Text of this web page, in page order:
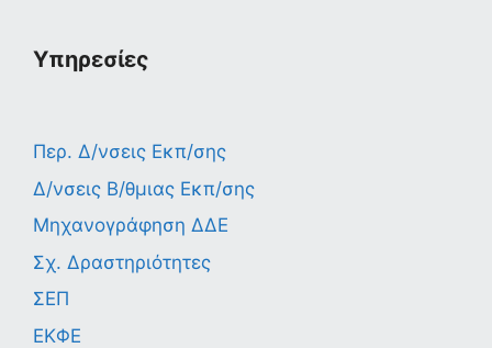
Υπηρεσίες
Περ. Δ/νσεις Εκπ/σης
Δ/νσεις Β/θμιας Εκπ/σης
Μηχανογράφηση ΔΔΕ
Σχ. Δραστηριότητες
ΣΕΠ
ΕΚΦΕ